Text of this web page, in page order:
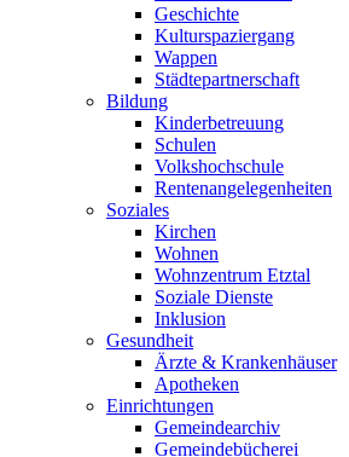
Geschichte
Kulturspaziergang
Wappen
Städtepartnerschaft
Bildung
Kinderbetreuung
Schulen
Volkshochschule
Rentenangelegenheiten
Soziales
Kirchen
Wohnen
Wohnzentrum Etztal
Soziale Dienste
Inklusion
Gesundheit
Ärzte & Krankenhäuser
Apotheken
Einrichtungen
Gemeindearchiv
Gemeindebücherei